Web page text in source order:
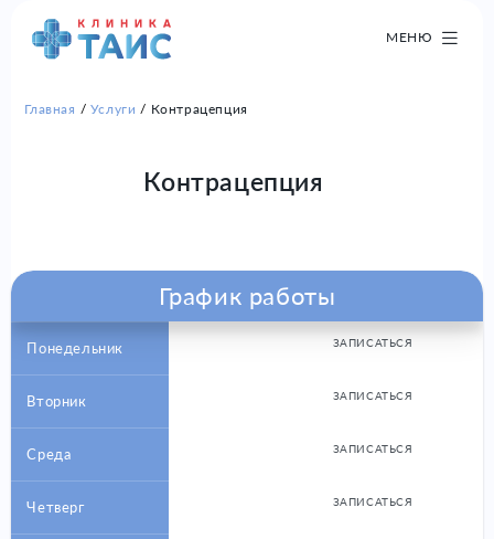
МЕНЮ
Главная Услуги Контрацепция
Контрацепция
График работы
Понедельник ЗАПИСАТЬСЯ
Вторник ЗАПИСАТЬСЯ
Среда ЗАПИСАТЬСЯ
Четверг ЗАПИСАТЬСЯ